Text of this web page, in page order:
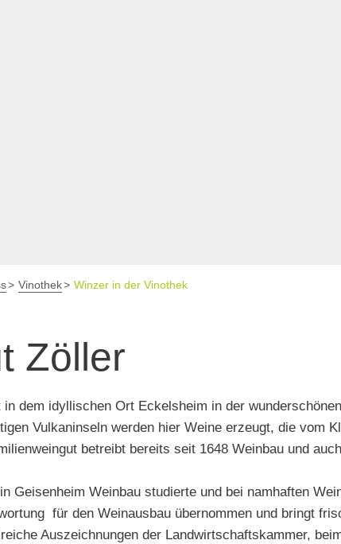
Vinothek Winzer in der Vinothek
Zöller
in dem idyllischen Ort Eckelsheim in der
Vulkaninseln werden hier Weine erzeugt, die vom
betreibt bereits seit 1648 Weinbau und
Geisenheim Weinbau studierte und bei namhaften
für den Weinausbau übernommen und bringt
Auszeichnungen der Landwirtschaftskammer,